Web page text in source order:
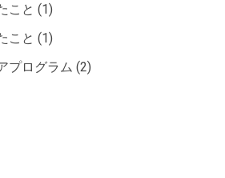
こと (1)
こと (1)
プログラム (2)